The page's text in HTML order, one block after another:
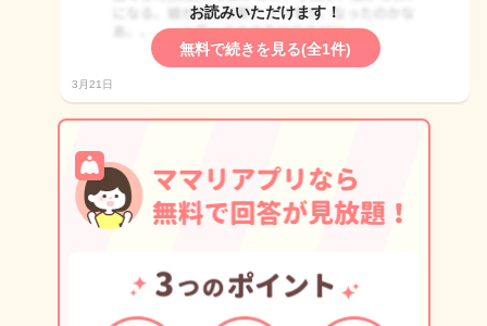
お読みいただけます！
無料で続きを見る(全1件)
3月21日